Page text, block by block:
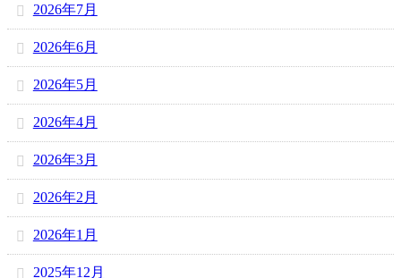
2026年7月
2026年6月
2026年5月
2026年4月
2026年3月
2026年2月
2026年1月
2025年12月